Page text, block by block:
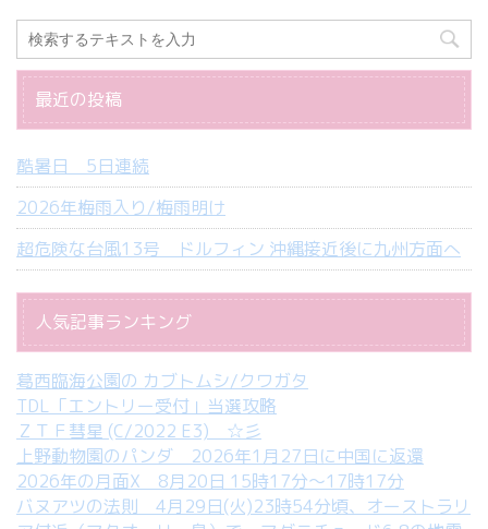
最近の投稿
酷暑日 5日連続
2026年梅雨入り/梅雨明け
超危険な台風13号 ドルフィン 沖縄接近後に九州方面へ
人気記事ランキング
葛西臨海公園の カブトムシ/クワガタ
TDL「エントリー受付」当選攻略
ＺＴＦ彗星 (C/2022 E3) ☆彡
上野動物園のパンダ 2026年1月27日に中国に返還
2026年の月面X 8月20日 15時17分～17時17分
バヌアツの法則 4月29日(火)23時54分頃、オーストラリ